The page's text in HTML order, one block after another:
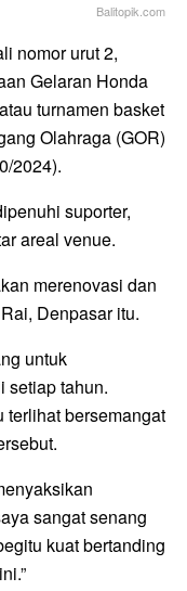
Balitopik.com
nomor urut 2,
Gelaran Honda
turnamen basket
Olahraga (GOR)
2024).
suporter,
areal venue.
merenovasi dan
Denpasar itu.
untuk
setiap tahun.
terlihat bersemangat
sangat senang
kuat bertanding